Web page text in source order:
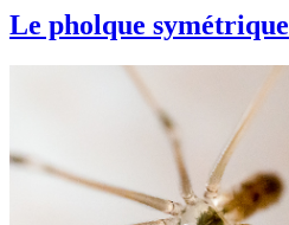
Le pholque symétrique